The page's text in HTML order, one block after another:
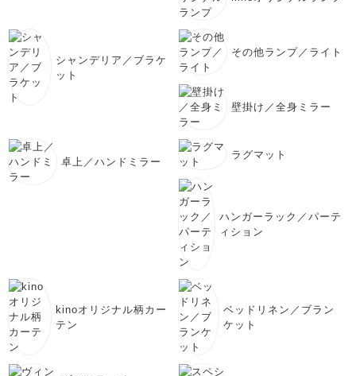
シャンデリア／ブラケ
ット
その他ランプ／ライト
壁掛け／全身ミラー
卓上／ハンドミラー
ラグマット
ハンガーラック／パーテ
ィション
kinoオリジナル柄カー
テン
ベッドリネン／ブラン
ケット